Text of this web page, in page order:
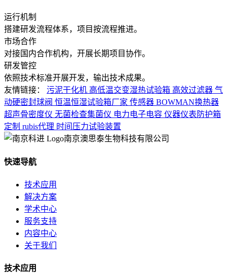
运行机制
搭建研发流程体系，项目按流程推进。
市场合作
对接国内合作机构，开展长期项目协作。
研发管控
依照技术标准开展开发，输出技术成果。
友情链接：
污泥干化机 高低温交变湿热试验箱 高效过滤器 气
动硬密封球阀 恒温恒湿试验箱厂家 传感器 BOWMAN换热器
超声骨密度仪 无菌检查集菌仪 电力电子电容 仪器仪表防护箱
定制 rubis代理 时间压力试验装置
南京澳思泰生物科技有限公司
快速导航
技术应用
解决方案
学术中心
服务支持
内容中心
关于我们
技术应用